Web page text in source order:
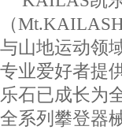
（
与山地运动领
专业爱好者提
乐石已成长为
全系列攀登器